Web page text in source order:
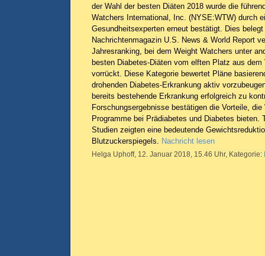
der Wahl der besten Diäten 2018 wurde die
Watchers International, Inc. (NYSE:WTW) durch
Gesundheitsexperten erneut bestätigt. Dies
Nachrichtenmagazin U.S. News & World Report
Jahresranking, bei dem Weight Watchers unter
besten Diabetes-Diäten vom elften Platz aus dem
vorrückt. Diese Kategorie bewertet Pläne
drohenden Diabetes-Erkrankung aktiv
bereits bestehende Erkrankung erfolgreich zu
Forschungsergebnisse bestätigen die Vorteile,
Programme bei Prädiabetes und Diabetes bieten.
Studien zeigten eine bedeutende
Blutzuckerspiegels. Nachricht lesen
Helga Uphoff, 12. Januar 2018, 15.46 Uhr, Kategorie: